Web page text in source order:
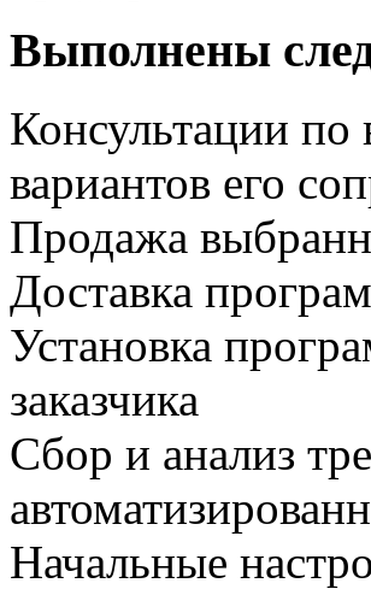
Выполнены
Консультации
вариантов его
Продажа
Доставка
Установка
заказчика
Сбор и анализ
Начальные